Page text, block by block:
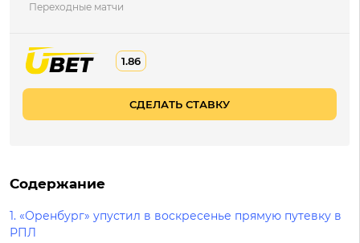
Переходные матчи
1.86
СДЕЛАТЬ СТАВКУ
Содержание
1. «Оренбург» упустил в воскресенье прямую путевку в
РПЛ